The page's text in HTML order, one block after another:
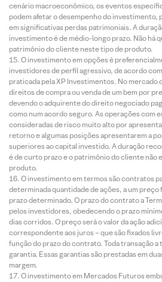
cenário macroeconômico, os eventos
podem afetar o desempenho do investimento,
em significativas perdas patrimoniais. A
investimento é de médio-longo prazo. Não há
patrimônio do cliente neste tipo de produto.
O investimento em opções é
investidores de perfil agressivo, de acordo
praticada pela XP Investimentos. No mercado
direitos de compra ou venda de um bem por
devendo o adquirente do direito negociado
como num acordo seguro. As operações com
consideradas de risco muito alto por
retorno e algumas posições apresentarem a
superiores ao capital investido. A duração
é de curto prazo e o patrimônio do cliente não
produto.
O investimento em termos são contratos
determinada quantidade de ações, a um preço
prazo determinado. O prazo do contrato a
pelos investidores, obedecendo o prazo
dias corridos. O preço será o valor da ação
correspondente aos juros – que são fixados
função do prazo do contrato. Toda transação
garantia. Essas garantias são prestadas em
margem.
O investimento em Mercados Futuros